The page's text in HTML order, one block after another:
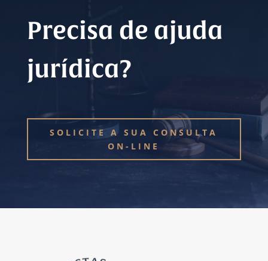
Precisa de ajuda
jurídica?
SOLICITE A SUA CONSULTA
ON-LINE